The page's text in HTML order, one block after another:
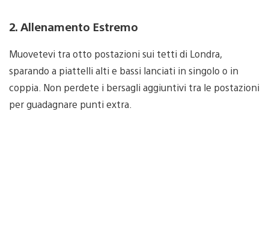
2. Allenamento Estremo
Muovetevi tra otto postazioni sui tetti di Londra,
sparando a piattelli alti e bassi lanciati in singolo o in
coppia. Non perdete i bersagli aggiuntivi tra le postazioni
per guadagnare punti extra.